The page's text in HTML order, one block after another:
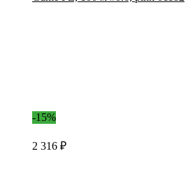
-15%
2 316 ₽